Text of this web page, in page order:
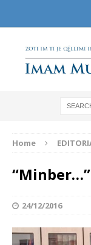
Home
24/12/2016